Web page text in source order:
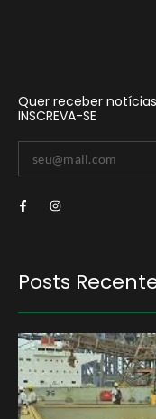
Quer receber
INSCREVA-SE
Posts